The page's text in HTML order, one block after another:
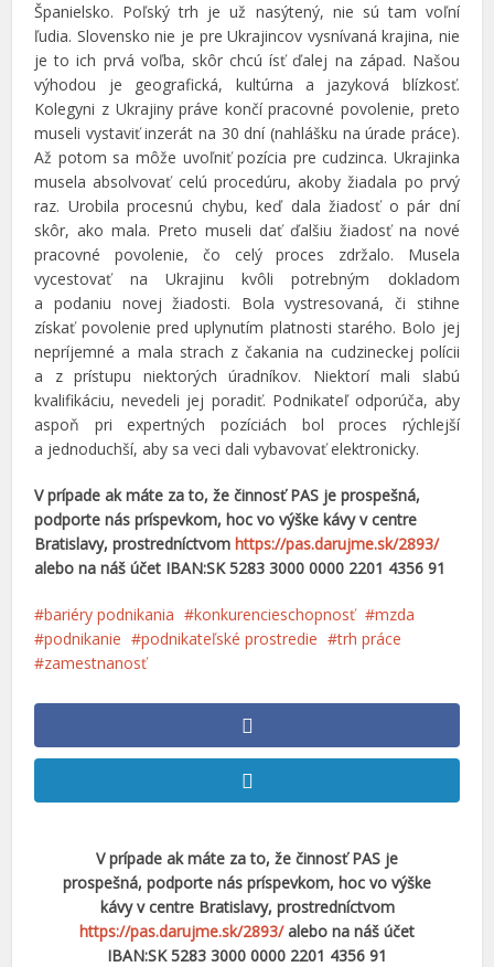
Španielsko. Poľský trh je už nasýtený, nie sú tam voľní
ľudia. Slovensko nie je pre Ukrajincov vysnívaná krajina, nie
je to ich prvá voľba, skôr chcú ísť ďalej na západ. Našou
výhodou je geografická, kultúrna a jazyková blízkosť.
Kolegyni z Ukrajiny práve končí pracovné povolenie, preto
museli vystaviť inzerát na 30 dní (nahlášku na úrade práce).
Až potom sa môže uvoľniť pozícia pre cudzinca. Ukrajinka
musela absolvovať celú procedúru, akoby žiadala po prvý
raz. Urobila procesnú chybu, keď dala žiadosť o pár dní
skôr, ako mala. Preto museli dať ďalšiu žiadosť na nové
pracovné povolenie, čo celý proces zdržalo. Musela
vycestovať na Ukrajinu kvôli potrebným dokladom
a podaniu novej žiadosti. Bola vystresovaná, či stihne
získať povolenie pred uplynutím platnosti starého. Bolo jej
nepríjemné a mala strach z čakania na cudzineckej polícii
a z prístupu niektorých úradníkov. Niektorí mali slabú
kvalifikáciu, nevedeli jej poradiť. Podnikateľ odporúča, aby
aspoň pri expertných pozíciách bol proces rýchlejší
a jednoduchší, aby sa veci dali vybavovať elektronicky.
V prípade ak máte za to, že činnosť PAS je prospešná,
podporte nás príspevkom, hoc vo výške kávy v centre
Bratislavy, prostredníctvomhttps://pas.darujme.sk/2893/
alebo na náš účet IBAN:SK 5283 3000 0000 2201 4356 91
bariéry podnikania konkurencieschopnosť
mzda
podnikanie
podnikateľské prostredie
trh práce
zamestnanosť
V prípade ak máte za to, že činnosť PAS je
prospešná, podporte nás príspevkom, hoc vo výške
kávy v centre Bratislavy, prostredníctvom
https://pas.darujme.sk/2893/alebo na náš účet
IBAN:SK 5283 3000 0000 2201 4356 91